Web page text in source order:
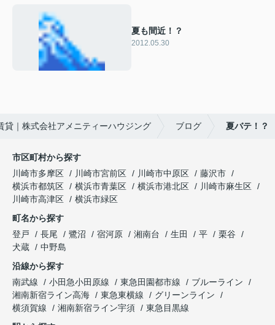
夏も間近！？
2012.05.30
貸｜株式会社アメニティーハウジング ブログ 夏バテ！？
市区町村から探す
川崎市多摩区
川崎市宮前区 川崎市中原区
藤沢市
横浜市都筑区
横浜市青葉区 横浜市港北区
川崎市麻生区
川崎市高津区
横浜市緑区
町名から探す
登戸
長尾 鷺沼 宿河原 湘南台 生田 平
栗谷
犬蔵
中野島
沿線から探す
南武線
小田急小田原線 東急田園都市線
ブルーライン
湘南新宿ライン高海
東急東横線
グリーンライン
横須賀線
湘南新宿ライン宇須
東急目黒線